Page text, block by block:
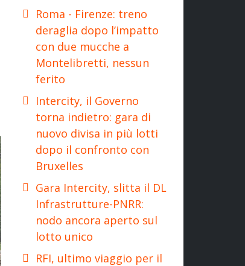
Roma - Firenze: treno
deraglia dopo l’impatto
con due mucche a
Montelibretti, nessun
ferito
Intercity, il Governo
torna indietro: gara di
nuovo divisa in più lotti
dopo il confronto con
Bruxelles
Gara Intercity, slitta il DL
Infrastrutture-PNRR:
nodo ancora aperto sul
lotto unico
RFI, ultimo viaggio per il